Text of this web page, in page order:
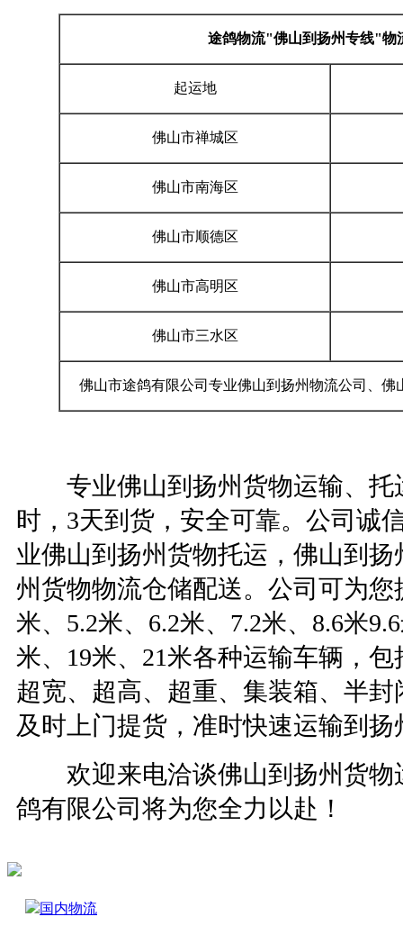
途鸽物流"佛山到扬州专线"物
起运地
佛山市禅城区
佛山市南海区
佛山市顺德区
佛山市高明区
佛山市三水区
佛山市途鸽有限公司专业佛山到扬州物流公司、佛
专业佛山到扬州货物运输、托
时，3天到货，安全可靠。公司诚
业佛山到扬州货物托运，佛山到
州货物物流仓储配送。公司可为您
米、5.2米、6.2米、7.2米、8.6米
米、19米、21米各种运输车辆，
超宽、超高、超重、集装箱、半
及时上门提货，准时快速运输到扬
欢迎来电洽谈佛山到扬州货物
鸽有限公司将为您全力以赴！
国内物流